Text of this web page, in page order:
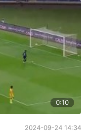
0:10
2024-09-24 14:34